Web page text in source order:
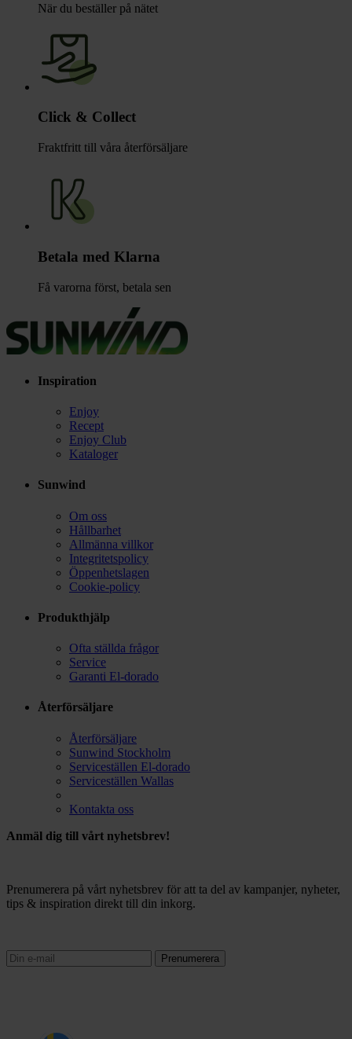
När du beställer på nätet
Click & Collect
Fraktfritt till våra återförsäljare
Betala med Klarna
Få varorna först, betala sen
Inspiration
Enjoy
Recept
Enjoy Club
Kataloger
Sunwind
Om oss
Hållbarhet
Allmänna villkor
Integritetspolicy
Öppenhetslagen
Cookie-policy
Produkthjälp
Ofta ställda frågor
Service
Garanti El-dorado
Återförsäljare
Återförsäljare
Sunwind Stockholm
Serviceställen El-dorado
Serviceställen Wallas
Kontakta oss
Anmäl dig till vårt nyhetsbrev!
Prenumerera på vårt nyhetsbrev för att ta del av kampanjer, nyheter,
tips & inspiration direkt till din inkorg.
Prenumerera